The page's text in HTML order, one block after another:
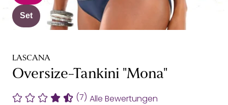
Set
LASCANA
Oversize-Tankini "Mona"
(7) Alle Bewertungen